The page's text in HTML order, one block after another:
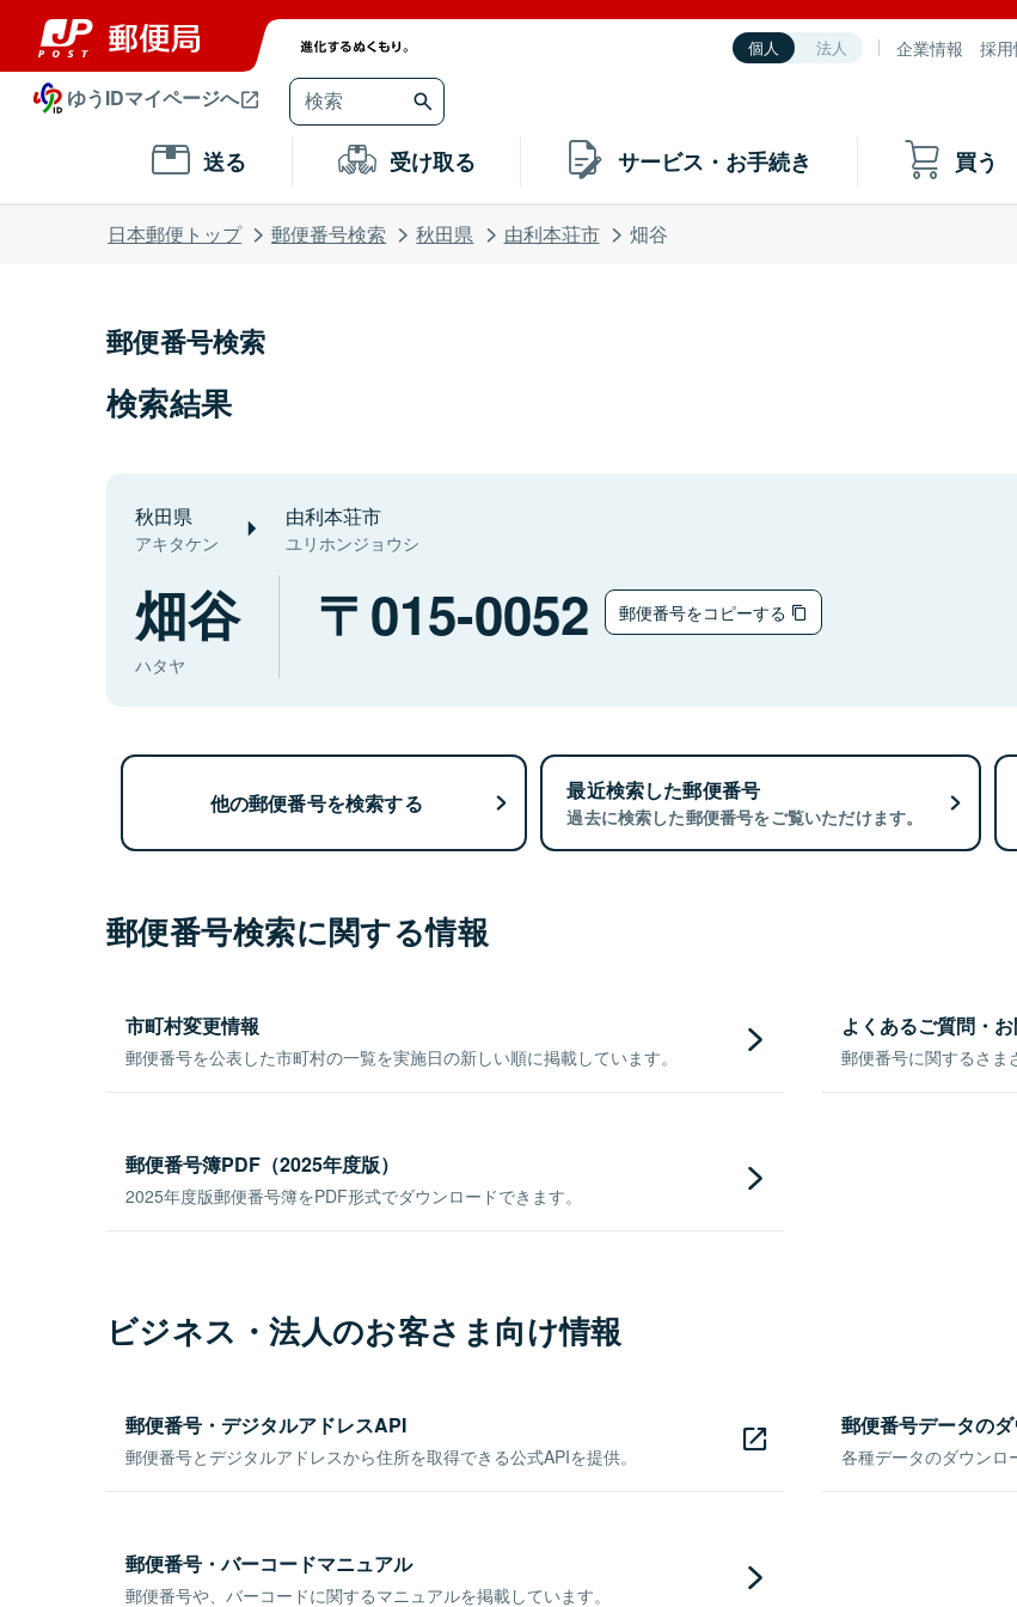
個人 法人 企業情報 採
ゆうIDマイページへ
送る 受け取る サービス・お手続き 買う
日本郵便トップ 郵便番号検索 秋田県 由利本荘市 畑谷
郵便番号検索
検索結果
秋田県
アキタケン
由利本荘市
ユリホンジョウシ
畑谷
ハタヤ
015-0052 郵便番号をコピーする
他の郵便番号を検索する 最近検索した郵便番号
過去に検索した郵便番号をご覧いただけます。
郵便番号検索に関する情報
市町村変更情報
郵便番号を公表した市町村の一覧を実施日の新しい順に掲載しています。
よくあるご質問・
郵便番号に関するさま
郵便番号簿PDF（2025年度版）
2025年度版郵便番号簿をPDF形式でダウンロードできます。
ビジネス・法人のお客さま向け情報
郵便番号・デジタルアドレスAPI
郵便番号とデジタルアドレスから住所を取得できる公式APIを提供。
郵便番号データの
各種データのダウンロ
郵便番号・バーコードマニュアル
郵便番号や、バーコードに関するマニュアルを掲載しています。